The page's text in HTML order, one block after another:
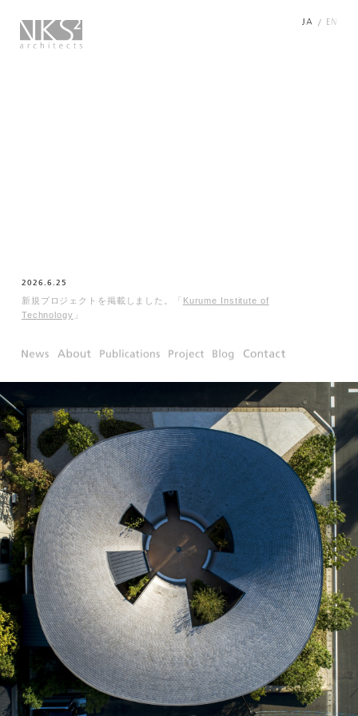
/
2026.6.25
新規プロジェクトを掲載しました。「 Kurume Institute of
Technology 」